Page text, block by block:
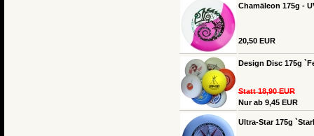
Chamäleon 175g -
20,50 EUR
Design Disc 175g
Statt 18,90 EUR
Nur ab 9,45 EUR
Ultra-Star 175g